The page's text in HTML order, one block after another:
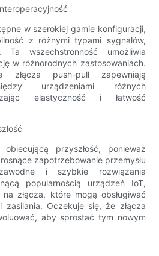
w szerokiej gamie konfiguracji,
z różnymi typami sygnałów,
wszechstronność umożliwia
w różnorodnych zastosowaniach.
złącza push-pull zapewniają
urządzeniami różnych
elastyczność i łatwość
przyszłość, ponieważ
zapotrzebowanie przemysłu
i szybkie rozwiązania
popularnością urządzeń IoT,
złącza, które mogą obsługiwać
Oczekuje się, że złącza
aby sprostać tym nowym